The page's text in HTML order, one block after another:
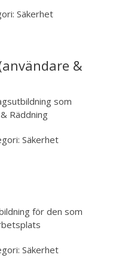
Säkerhet
&
som
Räddning
Säkerhet
för den som
Säkerhet